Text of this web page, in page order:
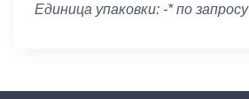
Единица упаковки: -* по запросу